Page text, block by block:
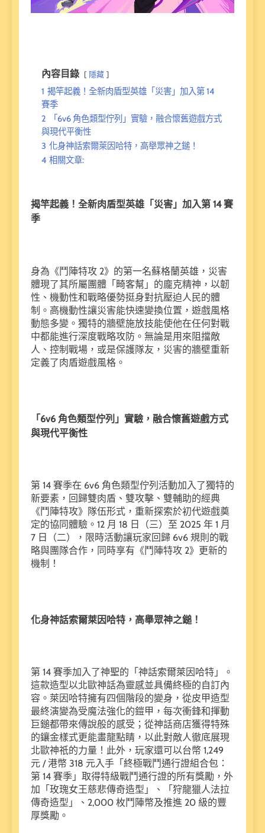
內容目錄 隱藏
1 揭竿起義！全新肉盾型英雄「災害」加入第 14
賽季
2
「6v6 角色類型佇列」實驗，融合懷舊遊戲方式
與現代平衡性
3 化身神話索爾萊因哈特，高舉眾神之鎚！
4 相關文章:
揭竿起義！全新肉盾型英雄「災害」加入第 14 賽
季
身為《鬥陣特攻 2》的第一名蘇格蘭英雄，災害
體現了其所屬團體「畸客幫」的龐克精神，以韌
性、機動性和戰略優勢挺身對抗壓迫人民的體
制。高機動性讓災害能快速變換位置，遊戲風格
動態多變。獨特的牆壁施放技能使他在任何對戰
中都能進行深度戰略攻防。無論是用來阻擋敵
人、控制戰場，或是保護隊友，災害的牆壁重新
定義了肉盾遊戲風格。
「6v6 角色類型佇列」實驗，融合懷舊遊戲方式
與現代平衡性
第 14 賽季在 6v6 角色類型佇列活動加入了獨特的
新要素，回歸雙肉盾、雙攻擊、雙輔助的經典
《鬥陣特攻》隊伍形式，重新探索於初代遊戲奠
定的協同體驗。12 月 18 日（三）至 2025 年 1 月
7 日（二），限時活動讓玩家回歸 6v6 規則的戰
略與團隊合作，同時享有《鬥陣特攻 2》更新的
機制！
化身神話索爾萊因哈特，高舉眾神之鎚！
第 14 賽季加入了神聖的「神話索爾萊因哈特」。
這款造型以北歐神話為靈感並具備終極的自訂內
容。萊因哈特擁有四個階段的變身，從皮甲造型
最終演變為受魔法強化的鎧甲，每次衝鋒和揮動
巨鎚都帶來傳說般的感受；從神話商店獲得特殊
的鑲金樣式更能畫龍點睛，以此對敵人徹底展現
北歐神祇的力量！此外，玩家還可以台幣 1,249
元 / 港幣 318 元入手「終極戰鬥通行證組合包：
第 14 賽季」取得特級戰鬥通行證的所有獎勵，外
加「玫瑰女王慈悲傳奇造型」、「狩龍獵人法拉
傳奇造型」、2,000 枚鬥陣幣及推進 20 級的豐
厚獎勵。